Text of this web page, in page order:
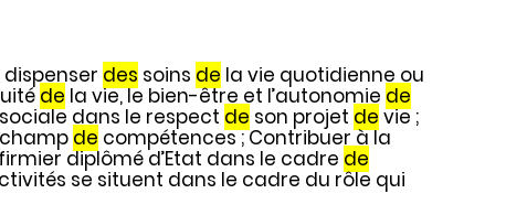
des soins de la vie quotidienne ou
de la vie, le bien-être et l’autonomie de
dans le respect de son projet de vie ;
de compétences ; Contribuer à la
diplômé d’Etat dans le cadre de
se situent dans le cadre du rôle qui